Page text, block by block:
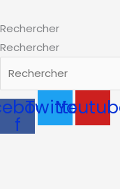
au
contenu
Rechercher
Rechercher
f
Twitter